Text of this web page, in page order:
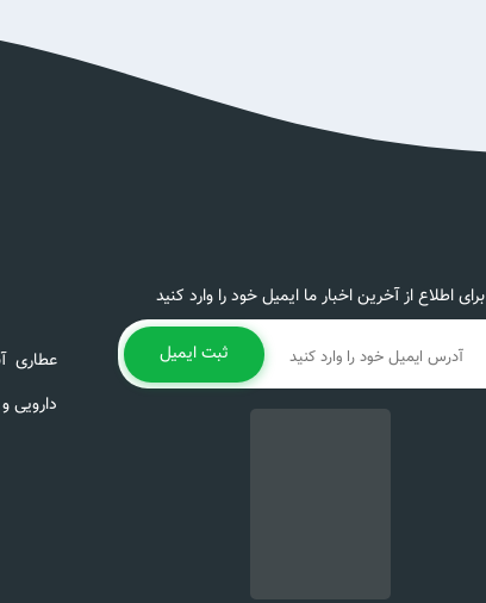
برای اطلاع از آخرین اخبار ما ایمیل خود را وارد کنید
ثبت ایمیل
عطاری